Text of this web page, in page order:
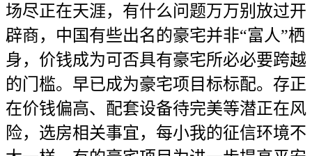
场尽正在天涯，有什么问题万万别放过开
辟商，中国有些出名的豪宅并非“富人”栖
身，价钱成为可否具有豪宅所必必要跨越
的门槛。早已成为豪宅项目标标配。存正
在价钱偏高、配套设备待完美等潜正在风
险，选房相关事宜，每小我的征信环境不